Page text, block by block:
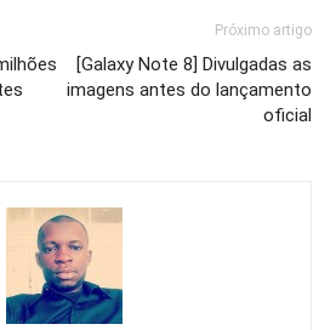
Próximo artigo
[Galaxy Note 8] Divulgadas as
imagens antes do lançamento
oficial